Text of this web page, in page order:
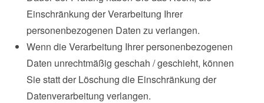
Einschränkung der Verarbeitung Ihrer
personenbezogenen Daten zu verlangen.
Wenn die Verarbeitung Ihrer personenbezogenen
Daten unrechtmäßig geschah / geschieht, können
Sie statt der Löschung die Einschränkung der
Datenverarbeitung verlangen.